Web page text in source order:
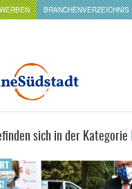
BRANCHENVERZEICHNIS
sich in der Kategorie